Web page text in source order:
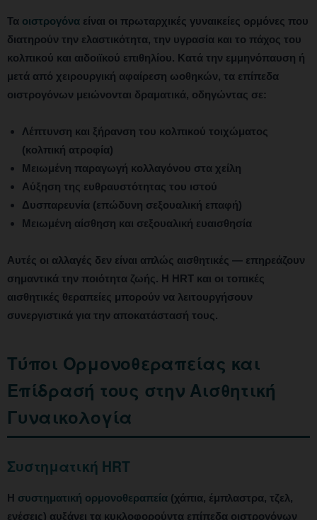
Τα οιστρογόνα είναι οι πρωταρχικές γυναικείες ορμόνες που
διατηρούν την ελαστικότητα, την υγρασία και το πάχος του
κολπικού και αιδοιϊκού επιθηλίου. Κατά την εμμηνόπαυση ή
μετά από χειρουργική αφαίρεση ωοθηκών, τα επίπεδα
οιστρογόνων μειώνονται δραματικά, οδηγώντας σε:
Λέπτυνση και ξήρανση του κολπικού τοιχώματος
(κολπική ατροφία)
Μειωμένη παραγωγή κολλαγόνου στα χείλη
Αύξηση της ευθραυστότητας του ιστού
Δυσπαρευνία (επώδυνη σεξουαλική επαφή)
Μειωμένη αίσθηση και σεξουαλική ευαισθησία
Αυτές οι αλλαγές δεν είναι απλώς αισθητικές — επηρεάζουν
σημαντικά την ποιότητα ζωής. Η HRT και οι τοπικές
αισθητικές θεραπείες μπορούν να λειτουργήσουν
συνεργιστικά για την αποκατάστασή τους.
Τύποι Ορμονοθεραπείας και
Επίδρασή τους στην Αισθητική
Γυναικολογία
Συστηματική HRT
Η συστηματική ορμονοθεραπεία (χάπια, έμπλαστρα, τζελ,
ενέσεις) αυξάνει τα κυκλοφορούντα επίπεδα οιστρογόνων